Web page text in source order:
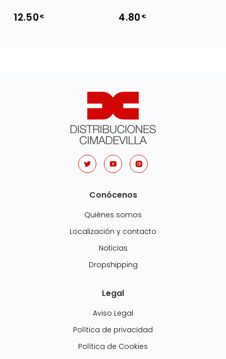
12.50€ 4.80 €
Conócenos
Quiénes somos
Localización y contacto
Noticias
Dropshipping
Legal
Aviso Legal
Política de privacidad
Política de Cookies